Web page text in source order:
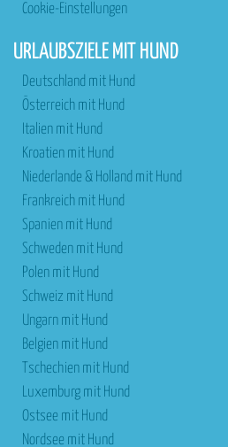
Cookie-Einstellungen
URLAUBSZIELE MIT HUND
Deutschland mit Hund
Österreich mit Hund
Italien mit Hund
Kroatien mit Hund
Niederlande & Holland mit Hund
Frankreich mit Hund
Spanien mit Hund
Schweden mit Hund
Polen mit Hund
Schweiz mit Hund
Ungarn mit Hund
Belgien mit Hund
Tschechien mit Hund
Luxemburg mit Hund
Ostsee mit Hund
Nordsee mit Hund